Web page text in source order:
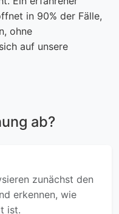
in 90% der Fälle,
ohne
auf unsere
ab?
zunächst den
erkennen, wie
ist.